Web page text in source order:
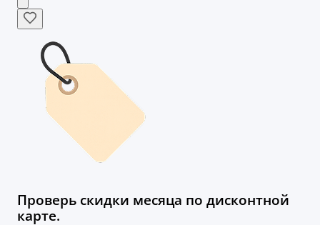
Проверь скидки месяца по дисконтной
карте.